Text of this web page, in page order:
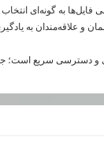
به گونه‌ای انتخاب
و علاقه‌مندان به
دسترسی سریع است؛